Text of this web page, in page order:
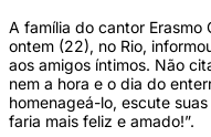
A família do cantor Erasmo
ontem (22), no Rio,
aos amigos íntimos. Não
nem a hora e o dia do
homenageá-lo, escute
faria mais feliz e amado!”.